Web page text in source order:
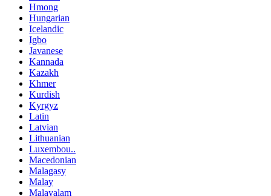
Hmong
Hungarian
Icelandic
Igbo
Javanese
Kannada
Kazakh
Khmer
Kurdish
Kyrgyz
Latin
Latvian
Lithuanian
Luxembou..
Macedonian
Malagasy
Malay
Malayalam